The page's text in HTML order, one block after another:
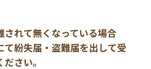
れて無くなっている場合
て紛失届・盗難届を出して受
さい。